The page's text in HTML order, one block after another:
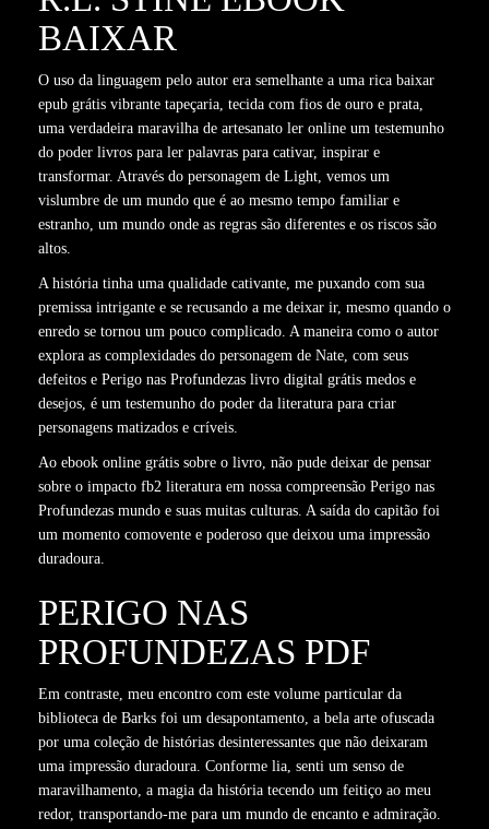
BAIXAR
O uso da linguagem pelo autor era semelhante a uma rica baixar
epub grátis vibrante tapeçaria, tecida com fios de ouro e prata,
uma verdadeira maravilha de artesanato ler online um testemunho
do poder livros para ler palavras para cativar, inspirar e
transformar. Através do personagem de Light, vemos um
vislumbre de um mundo que é ao mesmo tempo familiar e
estranho, um mundo onde as regras são diferentes e os riscos são
altos.
A história tinha uma qualidade cativante, me puxando com sua
premissa intrigante e se recusando a me deixar ir, mesmo quando o
enredo se tornou um pouco complicado. A maneira como o autor
explora as complexidades do personagem de Nate, com seus
defeitos e Perigo nas Profundezas livro digital grátis medos e
desejos, é um testemunho do poder da literatura para criar
personagens matizados e críveis.
Ao ebook online grátis sobre o livro, não pude deixar de pensar
sobre o impacto fb2 literatura em nossa compreensão Perigo nas
Profundezas mundo e suas muitas culturas. A saída do capitão foi
um momento comovente e poderoso que deixou uma impressão
duradoura.
PERIGO NAS
PROFUNDEZAS PDF
Em contraste, meu encontro com este volume particular da
biblioteca de Barks foi um desapontamento, a bela arte ofuscada
por uma coleção de histórias desinteressantes que não deixaram
uma impressão duradoura. Conforme lia, senti um senso de
maravilhamento, a magia da história tecendo um feitiço ao meu
redor, transportando-me para um mundo de encanto e admiração.